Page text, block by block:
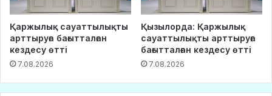
Қаржылық сауаттылықты
арттыруға бағытталған
кездесу өтті
7.08.2026
Қызылорда: Қаржылық
сауаттылықты арттыруға
бағытталған кездесу өтті
7.08.2026